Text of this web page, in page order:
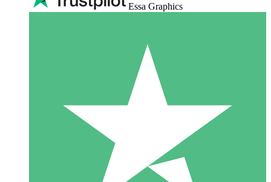
Essa Graphics